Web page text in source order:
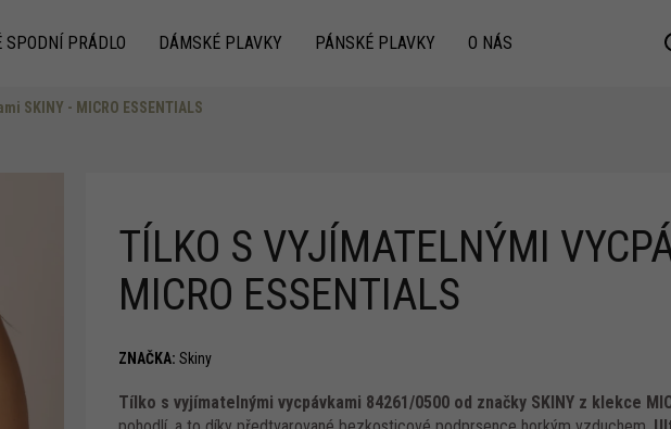
SPODNÍ PRÁDLO DÁMSKÉ PLAVKY PÁNSKÉ PLAVKY O NÁS
SKINY - MICRO ESSENTIALS
TÍLKO S VYJÍMATELNÝMI
MICRO ESSENTIALS
ZNAČKA: Skiny
Tílko s vyjímatelnými vycpávkami 84261/0500 od značky SKINY z klekce
Doporučujeme